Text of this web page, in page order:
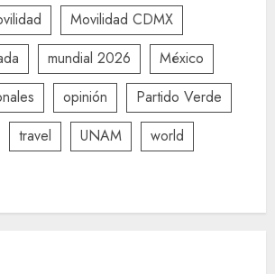
Movilidad CDMX
mundial 2026
México
opinión
Partido Verde
travel UNAM
world